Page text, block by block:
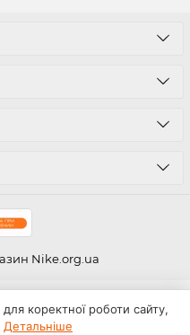
Nike.org.ua
коректної роботи сайту,
Детальніше